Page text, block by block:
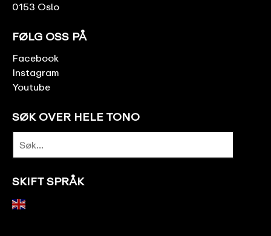
0153 Oslo
FØLG OSS PÅ
Facebook
Instagram
Youtube
SØK OVER HELE TONO
SKIFT SPRÅK